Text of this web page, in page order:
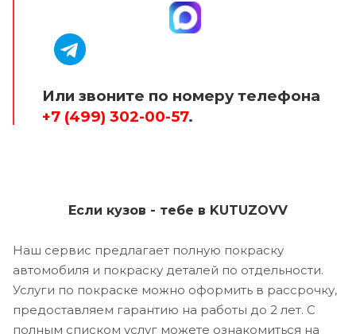
Или звоните по номеру телефона
+7 (499) 302-00-57.
Если кузов - тебе в KUTUZOVV
Наш сервис предлагает полную покраску
автомобиля и покраску деталей по отдельности.
Услуги по покраске можно оформить в рассрочку,
предоставляем гарантию на работы до 2 лет. С
полным списком услуг можете ознакомиться на